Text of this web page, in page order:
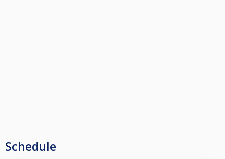
χτυπάει μπάλες κατά τη διάρκεια του time out. Αν ο χρόνος των 5
Schedule